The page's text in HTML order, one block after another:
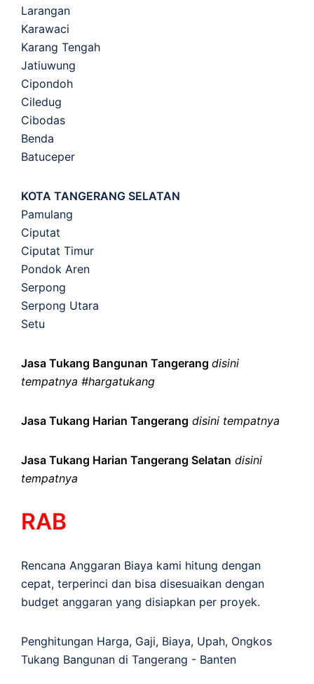
Larangan
Karawaci
Karang Tengah
Jatiuwung
Cipondoh
Ciledug
Cibodas
Benda
Batuceper
KOTA TANGERANG SELATAN
Pamulang
Ciputat
Ciputat Timur
Pondok Aren
Serpong
Serpong Utara
Setu
Jasa Tukang Bangunan Tangerang disini
tempatnya #hargatukang
Jasa Tukang Harian Tangerang disini tempatnya
Jasa Tukang Harian Tangerang Selatan disini
tempatnya
RAB
Rencana Anggaran Biaya kami hitung dengan
cepat, terperinci dan bisa disesuaikan dengan
budget anggaran yang disiapkan per proyek.
Penghitungan Harga, Gaji, Biaya, Upah, Ongkos
Tukang Bangunan di Tangerang - Banten